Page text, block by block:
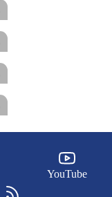
YouTube